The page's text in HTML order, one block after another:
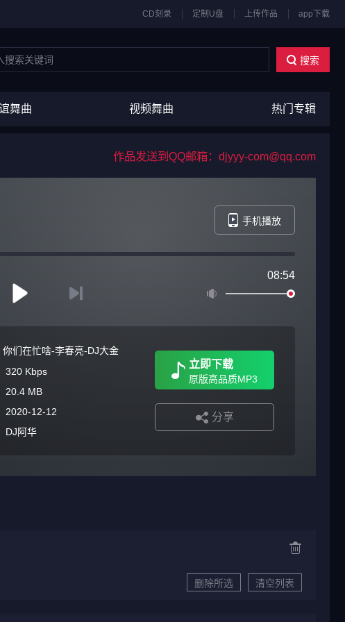
CD刻录 定制U盘 上传作品 app下载
搜索
舞曲 视频舞曲 热门专辑
作品发送到QQ邮箱：djyyy-com@qq.com
手机播放
08:54
你们在忙啥-李春亮-DJ大金
320 Kbps
20.4 MB
2020-12-12
DJ阿华
立即下载
原版高品质MP3
分享
删除所选 清空列表